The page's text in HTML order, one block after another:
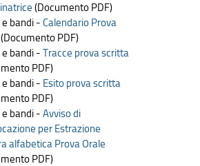
(Documento PDF)
e bandi - Calendario Prova
(Documento PDF)
e bandi - Tracce prova scritta
PDF)
e bandi - Esito prova scritta
PDF)
e bandi - Avviso di
per Estrazione
alfabetica Prova Orale
PDF)